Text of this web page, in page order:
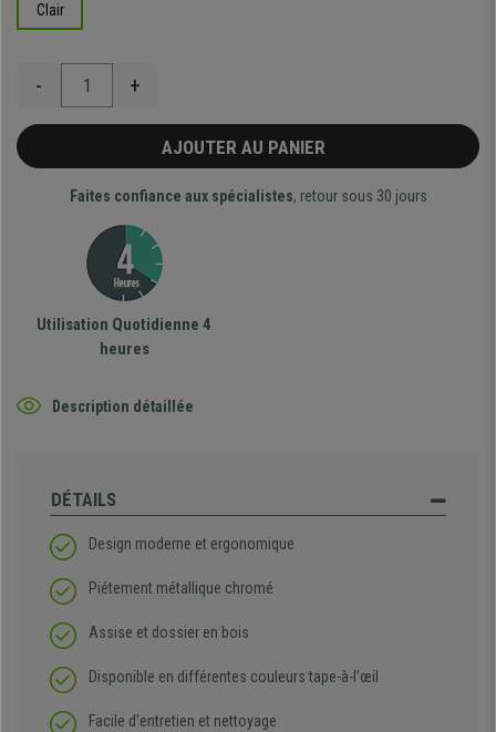
Clair
- +
AJOUTER AU PANIER
Faites confiance aux spécialistes, retour sous 30 jours
Utilisation Quotidienne 4
heures
Description détaillée
DÉTAILS
Design moderne et ergonomique
Piétement métallique chromé
Assise et dossier en bois
Disponible en différentes couleurs tape-à-l'œil
Facile d'entretien et nettoyage